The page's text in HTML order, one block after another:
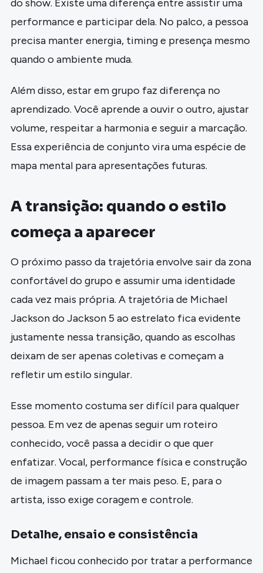
do show. Existe uma diferença entre assistir uma
performance e participar dela. No palco, a pessoa
precisa manter energia, timing e presença mesmo
quando o ambiente muda.
Além disso, estar em grupo faz diferença no
aprendizado. Você aprende a ouvir o outro, ajustar
volume, respeitar a harmonia e seguir a marcação.
Essa experiência de conjunto vira uma espécie de
mapa mental para apresentações futuras.
A transição: quando o estilo
começa a aparecer
O próximo passo da trajetória envolve sair da zona
confortável do grupo e assumir uma identidade
cada vez mais própria. A trajetória de Michael
Jackson do Jackson 5 ao estrelato fica evidente
justamente nessa transição, quando as escolhas
deixam de ser apenas coletivas e começam a
refletir um estilo singular.
Esse momento costuma ser difícil para qualquer
pessoa. Em vez de apenas seguir um roteiro
conhecido, você passa a decidir o que quer
enfatizar. Vocal, performance física e construção
de imagem passam a ter mais peso. E, para o
artista, isso exige coragem e controle.
Detalhe, ensaio e consistência
Michael ficou conhecido por tratar a performance